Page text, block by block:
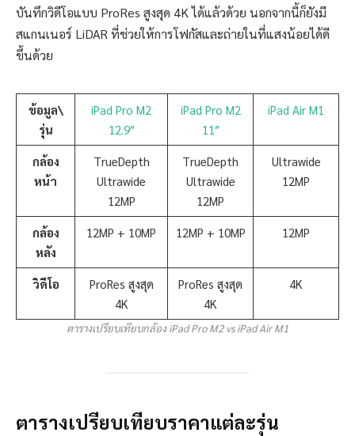
บันทึกวิดีโอแบบ ProRes สูงสุด 4K ได้แล้วด้วย นอกจากนี้ก็ยังมี
สแกนเนอร์ LiDAR ที่ช่วยให้การโฟกัสและถ่ายในที่แสงน้อยได้ดี
ขึ้นด้วย
ข้อมูล\
รุ่น
iPad Pro M2
12.9″
iPad Pro M2
11″
iPad Air M1
กล้อง
หน้า
TrueDepth
Ultrawide
12MP
TrueDepth
Ultrawide
12MP
Ultrawide
12MP
กล้อง
หลัง
12MP + 10MP 12MP + 10MP 12MP
วิดีโอ
ProRes สูงสุด
4K
ProRes สูงสุด
4K
4K
ตารางเปรียบเทียบกล้อง iPad Pro M2 vs iPad Air M1
ตารางเปรียบเทียบราคาแต่ละรุ่น